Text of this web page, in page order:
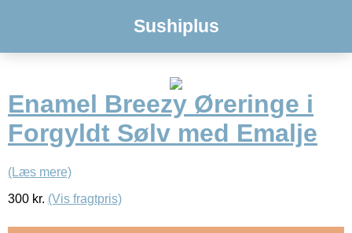
Sushiplus
Enamel Breezy Øreringe i
Forgyldt Sølv med Emalje
(Læs mere)
300 kr. (Vis fragtpris)